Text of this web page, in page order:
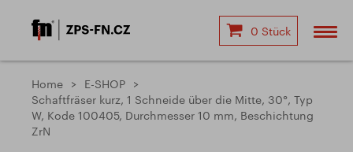
0 Stück
Home
E-SHOP
Schaftfräser kurz, 1 Schneide über die Mitte, 30°, Typ
W, Kode 100405, Durchmesser 10 mm, Beschichtung
ZrN